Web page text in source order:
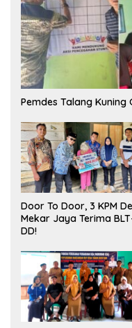
Pemdes Talang Kuning
Door To Door, 3 KPM
Mekar Jaya Terima
DD!